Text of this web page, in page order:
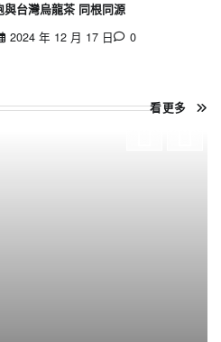
與台灣烏龍茶 同根同源
2024 年 12 月 17 日 0
看更多